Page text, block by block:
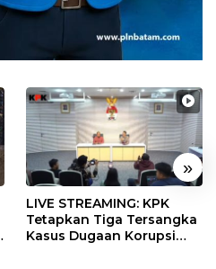
»
LIVE STREAMING: KPK
Tetapkan Tiga Tersangka
Kasus Dugaan Korupsi